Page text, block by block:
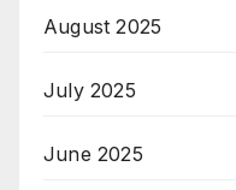
August 2025
July 2025
June 2025